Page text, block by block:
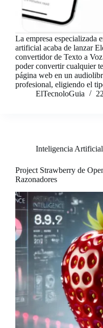
La empresa especializada
artificial acaba de lanzar
convertidor de Texto a
poder convertir cualquier
página web en un
profesional, eligiendo el
ElTecnoloGuia
Inteligencia Artificial
Project Strawberry de
Razonadores